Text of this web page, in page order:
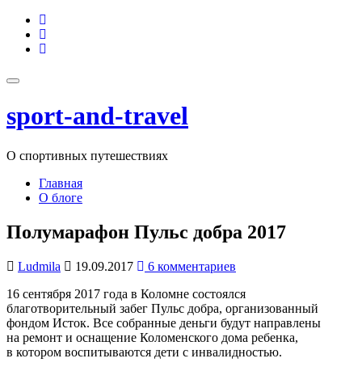
Перейти
содержимому
fa-
facebook
fa-
twitter
fa-
Показать/
навигацию
sport-and-travel
О спортивных путешествиях
Главная
О блоге
Полумарафон Пульс добра 2017
Ludmila 19.09.2017
6 комментариев
16 сентября 2017 года в Коломне состоялся
благотворительный забег Пульс добра, организованный
фондом Исток. Все собранные деньги будут направлены
на ремонт и оснащение Коломенского дома ребенка,
в котором воспитываются дети с инвалидностью.